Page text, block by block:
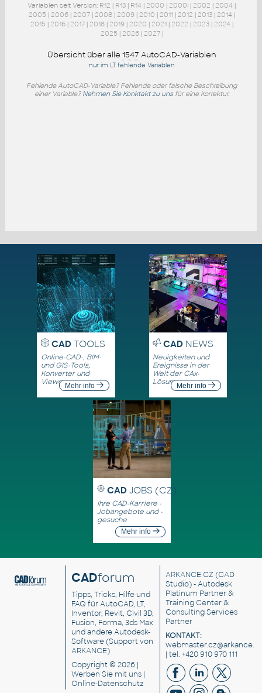
Variablen seit Version: R12 | R13 | R14 | 2000 | 2000i | 2002 | 2004 |
2005 | 2006| 2007| 2008| 2009| 2010 | 2011| 2012 | 2013| 2014|
2015 | 2016| 2017| 2018| 2019| 2020 | 2021| 2022 | 2023| 2024|
2025 | 2026| 2027|
Übersicht über alle 1547 AutoCAD-Variablen
nur im LT fehlende Variablen
Fehlende AutoCAD-Variable? Fehlende oder falsche Beschreibung
einer Variable? Nehmen Sie Konktakt zu unsfür eine Korrektur.
CADTOOLS
Online-CAD-, BIM-
und GIS-Tools,
Konverter und
ViewerMehr info
CADNEWS
Neuigkeiten und
Ereignisse in der
Welt der CAx-
LösungenMehr info
CAD JOBS (CZ)
Ihre CAD-Karriere -
Jobangebote und -
gesuche
Mehr info
CADforum
Tipps, Tricks, Hilfe und
FAQ für AutoCAD, LT,
Inventor, Revit, Civil 3D,
Fusion, Forma, 3ds Max
und andere Autodesk-
Software (Support von
ARKANCE)
Copyright © 2026 |
Werben Siemit uns |
Online-Datenschutz
ARKANCE CZ (CAD
Studio) - Autodesk
Platinum Partner &
Training Center &
Consulting Services
Partner
KONTAKT:
| tel. +420 910 970 111